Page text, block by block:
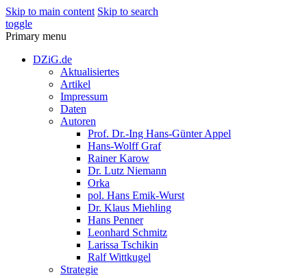
Skip to main content Skip to search
toggle
Primary menu
DZiG.de
Aktualisiertes
Artikel
Impressum
Daten
Autoren
Prof. Dr.-Ing Hans-Günter Appel
Hans-Wolff Graf
Rainer Karow
Dr. Lutz Niemann
Orka
pol. Hans Emik-Wurst
Dr. Klaus Miehling
Hans Penner
Leonhard Schmitz
Larissa Tschikin
Ralf Wittkugel
Strategie